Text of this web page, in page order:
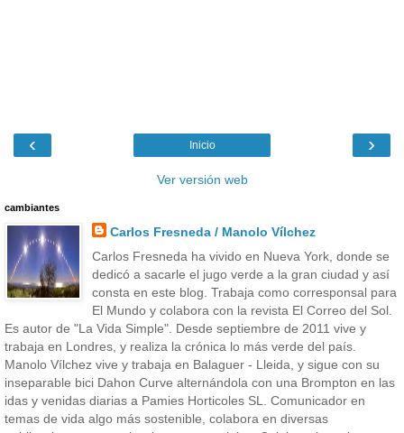
‹ ›
Inicio
Ver versión web
cambiantes
Carlos Fresneda / Manolo Vílchez
Carlos Fresneda ha vivido en Nueva York, donde se
dedicó a sacarle el jugo verde a la gran ciudad y así
consta en este blog. Trabaja como corresponsal para
El Mundo y colabora con la revista El Correo del Sol.
Es autor de "La Vida Simple". Desde septiembre de 2011 vive y
trabaja en Londres, y realiza la crónica lo más verde del país.
Manolo Vílchez vive y trabaja en Balaguer - Lleida, y sigue con su
inseparable bici Dahon Curve alternándola con una Brompton en las
idas y venidas diarias a Pamies Horticoles SL. Comunicador en
temas de vida algo más sostenible, colabora en diversas